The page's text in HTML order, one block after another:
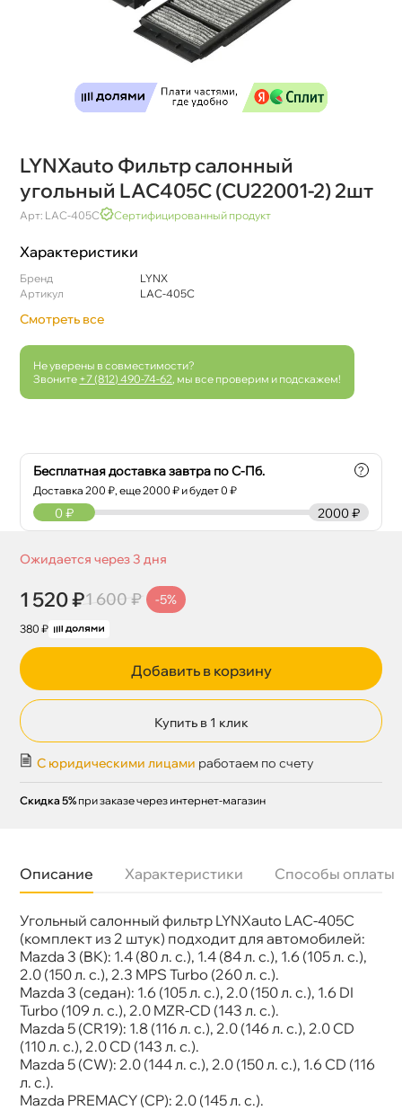
LYNXauto Фильтр салонный
угольный LAC405С (CU22001-2) 2шт
Арт: LAC-405С Сертифицированный продукт
Характеристики
Бренд
LYNX
Артикул
LAC-405С
Смотреть все
Не уверены в совместимости?
Звоните +7 (812) 490-74-62 , мы все проверим и подскажем!
Бесплатная доставка завтра по С-Пб.
Доставка200 ₽, еще2000 ₽ и будет 0 ₽
?
2000 ₽
0 ₽
Ожидается через 3 дня
1 520 ₽1 600 ₽ -5%
380 ₽
Добавить в корзину
Купить в 1 клик
С юридическими лицами работаем по счету
Скидка 5% при заказе через интернет-магазин
Описание Характеристики Способы оплаты
Угольный салонный фильтр LYNXauto LAC-405C
(комплект из 2 штук) подходит для автомобилей:
Mazda 3 (BK): 1.4 (80 л. с.), 1.4 (84 л. с.), 1.6 (105 л. с.),
2.0 (150 л. с.), 2.3 MPS Turbo (260 л. с.).
Mazda 3 (седан): 1.6 (105 л. с.), 2.0 (150 л. с.), 1.6 DI
Turbo (109 л. с.), 2.0 MZR-CD (143 л. с.).
Mazda 5 (CR19): 1.8 (116 л. с.), 2.0 (146 л. с.), 2.0 CD
(110 л. с.), 2.0 CD (143 л. с.).
Mazda 5 (CW): 2.0 (144 л. с.), 2.0 (150 л. с.), 1.6 CD (116
л. с.).
Mazda PREMACY (CP): 2.0 (145 л. с.).
Бренд
LYNX
Артикул
LAC-405С